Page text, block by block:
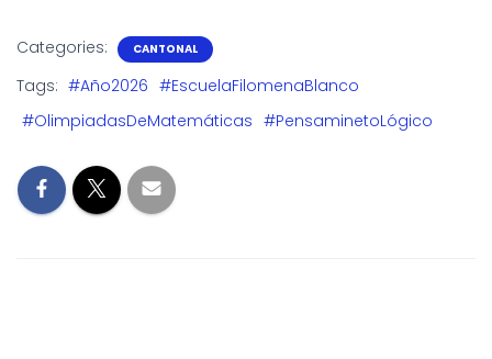
c
e
b
o
k
st
o
d
n
ai
l
a
r
e
Categories: CANTONAL
Tags: #Año2026 #EscuelaFilomenaBlanco
#OlimpiadasDeMatemáticas #PensaminetoLógico